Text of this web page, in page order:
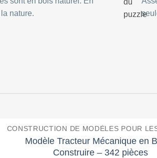
nature.
CONSTRUCTION DE MODÈLES POUR
Modèle Tracteur Mécanique en
Construire – 342 pièces